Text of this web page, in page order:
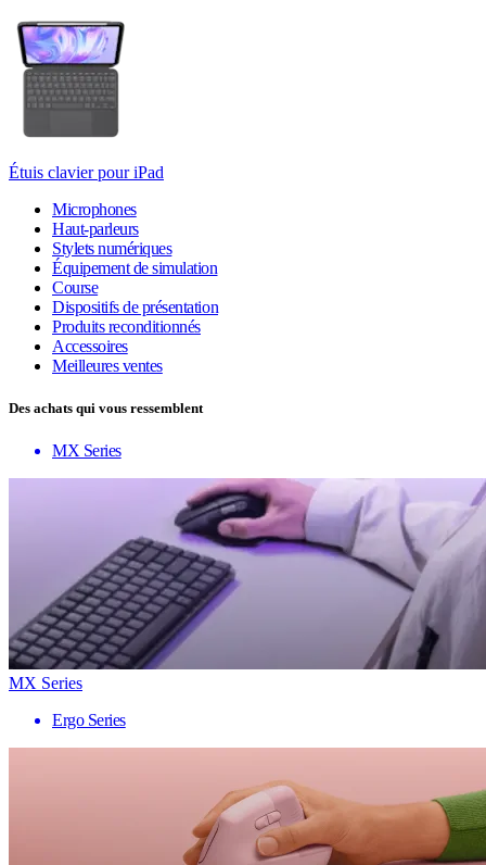
Étuis clavier pour iPad
Microphones
Haut-parleurs
Stylets numériques
Équipement de simulation
Course
Dispositifs de présentation
Produits reconditionnés
Accessoires
Meilleures ventes
Des achats qui vous ressemblent
MX Series
MX Series
Ergo Series